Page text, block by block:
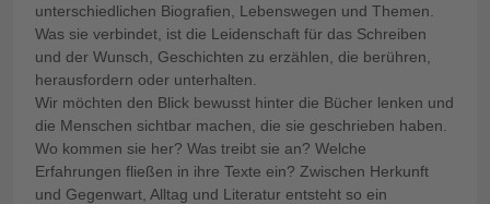
unterschiedlichen Biografien, Lebenswegen und Themen.
Was sie verbindet, ist die Leidenschaft für das Schreiben
und der Wunsch, Geschichten zu erzählen, die berühren,
herausfordern oder unterhalten.
Wir möchten den Blick bewusst hinter die Bücher lenken und
die Menschen sichtbar machen, die sie geschrieben haben.
Wo kommen sie her? Was treibt sie an? Welche
Erfahrungen fließen in ihre Texte ein? Zwischen Herkunft
und Gegenwart, Alltag und Literatur entsteht so ein